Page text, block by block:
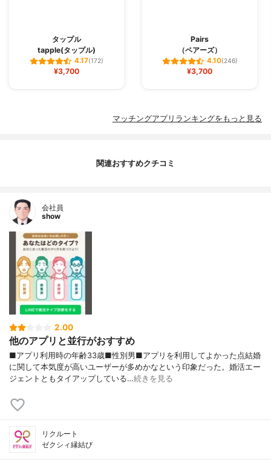
タップル
tapple(タップル)
4.17(172)
¥3,700
Pairs
（ペアーズ）
4.10(246)
¥3,700
マッチングアプリランキングをもっと見る
関連おすすめクチコミ
会社員
show
2.00
他のアプリと並行がおすすめ
■アプリ利用時の年齢33歳■性別男■アプリを利用してよかった点結婚
に関して本気度が高いユーザーが多めかなという印象だった。婚活エー
ジェントともタイアップしている…続きを見る
リクルート
ゼクシィ縁結び